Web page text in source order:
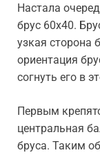
Настала
брус 60х40.
узкая сторона
ориентация
согнуть его в
Первым
центральная
бруса. Таким